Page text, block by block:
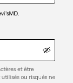
et être
ou risqués ne